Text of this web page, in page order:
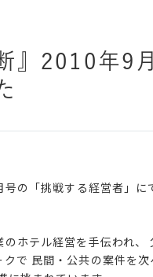
』2010年9
の「挑戦する経営者」に
ホテル経営を手伝われ
で 民間・公共の案件を